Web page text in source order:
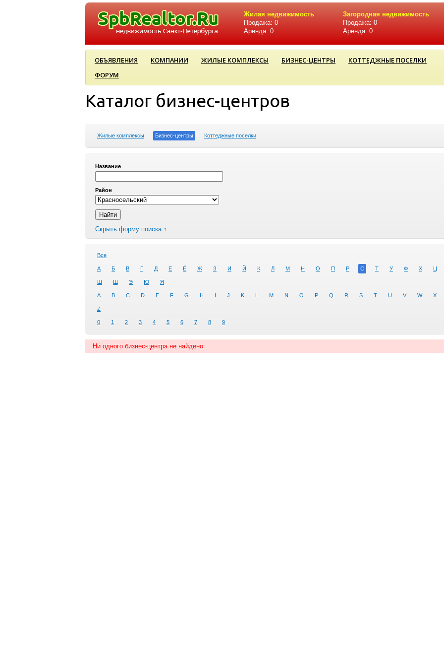
Жилая недвижимость
Продажа: 0
Аренда: 0
Загородная недвижимость
Продажа: 0
Аренда: 0
ОБЪЯВЛЕНИЯ КОМПАНИИ ЖИЛЫЕ КОМПЛЕКСЫ БИЗНЕС-ЦЕНТРЫ
КОТТЕДЖНЫЕ ПОСЕЛКИ
ФОРУМ
Каталог бизнес-центров
Жилые комплексы Бизнес-центры Коттеджные поселки
Название
Район
Скрыть форму поиска ↑
Все
А Б В Г Д Е Ё Ж З И Й К Л М Н О П Р С Т У Ф Х Ц
Ш Щ Э Ю Я
A B C D E F G H I J K L M N O P Q R S T U V W X
Z
0 1 2 3 4 5 6 7 8 9
Ни одного бизнес-центра не найдено